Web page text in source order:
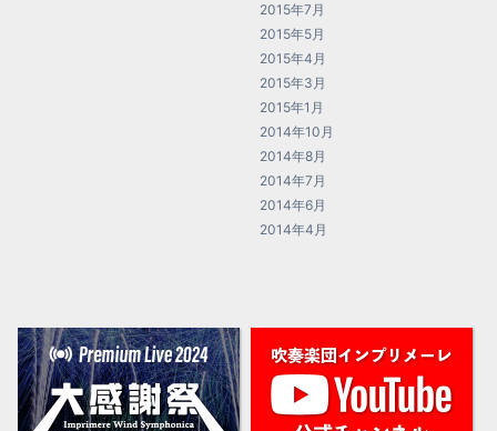
2015年7月
2015年5月
2015年4月
2015年3月
2015年1月
2014年10月
2014年8月
2014年7月
2014年6月
2014年4月